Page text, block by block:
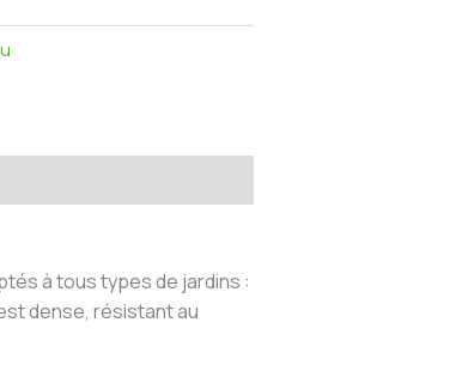
à tous types de jardins :
dense, résistant au